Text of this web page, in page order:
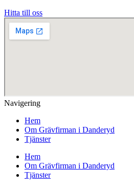
Hitta till oss
Navigering
Hem
Om Grävfirman i Danderyd
Tjänster
Hem
Om Grävfirman i Danderyd
Tjänster